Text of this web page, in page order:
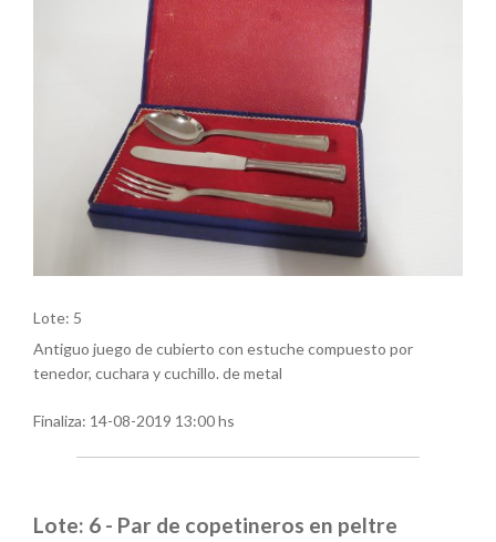
Lote: 5
Antiguo juego de cubierto con estuche compuesto por
tenedor, cuchara y cuchillo. de metal
Finaliza: 14-08-2019 13:00 hs
Lote: 6 - Par de copetineros en peltre